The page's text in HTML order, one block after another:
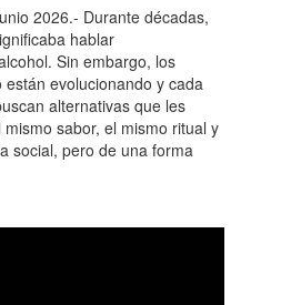
2026.- Durante décadas,
hablar
Sin embargo, los
evolucionando y cada
alternativas que les
sabor, el mismo ritual y
social, pero de una forma